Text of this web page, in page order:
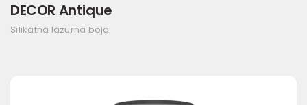
DECOR Antique
Silikatna lazurna boja